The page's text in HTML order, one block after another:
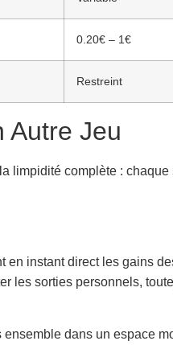
0.20€ – 1€
Restreint
Autre Jeu
limpidité complète : chaque
en instant direct les gains
les sorties personnels,
dans un espace